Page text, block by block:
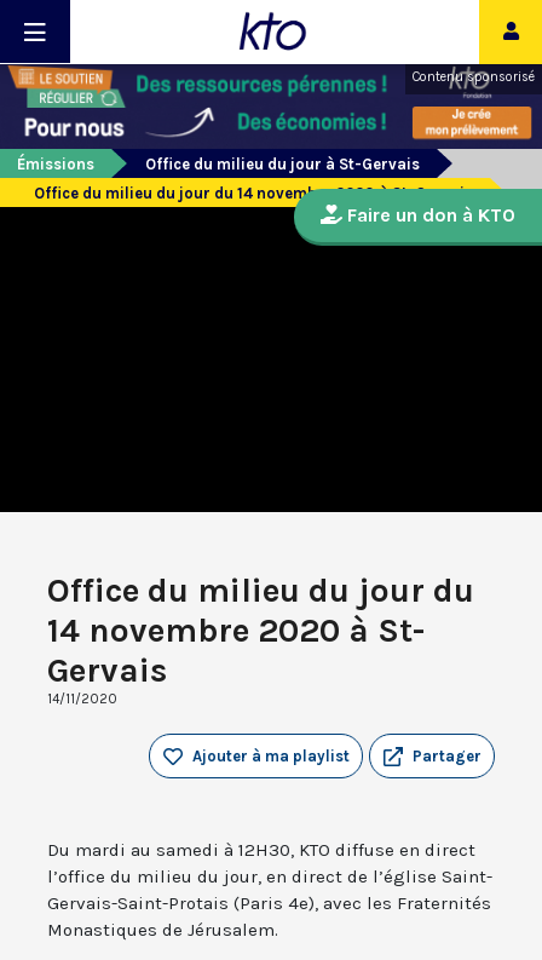
Contenu sponsorisé
Émissions
Office du milieu du jour à St-Gervais
Office du milieu du jour du 14 novembre 2020 à St-Gervais
Office du milieu du jour du
14 novembre 2020 à St-
Gervais
14/11/2020
Partager
Ajouter à ma playlist
Du mardi au samedi à 12H30, KTO diffuse en direct
l’office du milieu du jour, en direct de l’église Saint-
Gervais-Saint-Protais (Paris 4e), avec les Fraternités
Monastiques de Jérusalem.
Faire un don à KTO